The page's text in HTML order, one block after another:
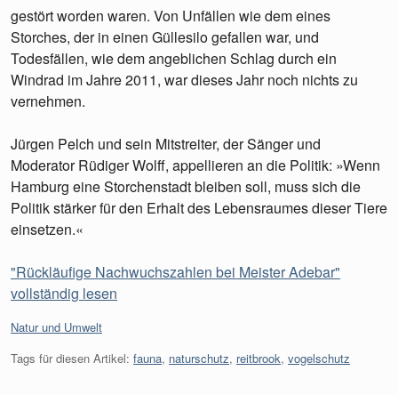
gestört worden waren. Von Unfällen wie dem eines
Storches, der in einen Güllesilo gefallen war, und
Todesfällen, wie dem angeblichen Schlag durch ein
Windrad im Jahre 2011, war dieses Jahr noch nichts zu
vernehmen.
Jürgen Pelch und sein Mitstreiter, der Sänger und
Moderator Rüdiger Wolff, appellieren an die Politik: »Wenn
Hamburg eine Storchenstadt bleiben soll, muss sich die
Politik stärker für den Erhalt des Lebensraumes dieser Tiere
einsetzen.«
"Rückläufige Nachwuchszahlen bei Meister Adebar"
vollständig lesen
Kategorien:
Natur und Umwelt
Tags für diesen Artikel: fauna, naturschutz, reitbrook, vogelschutz